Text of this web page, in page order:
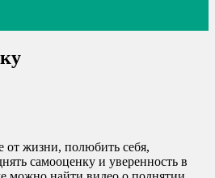
от жизни, полюбить себя,
самооценку и уверенность в